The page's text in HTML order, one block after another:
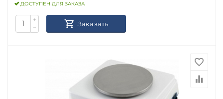
ДОСТУПЕН ДЛЯ ЗАКАЗА
+
−
Заказать